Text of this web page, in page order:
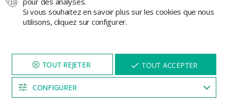
implications environnementales auprès des
agriculteurs et des jardiniers.
un avenir où les profits ne compromettent pas
la santé de la planète.
Si vous souhaitez en savoir plus sur les cookies que nous
utilisons, cliquez sur configurer.
CONFIGURER
TOUT ACCEPTER
NAVIGUEZ SUR NOTRE SITE
PENDANT 5 MINUTES ET UNE
REMISEVOUS SERA PROPOSÉE
04:52